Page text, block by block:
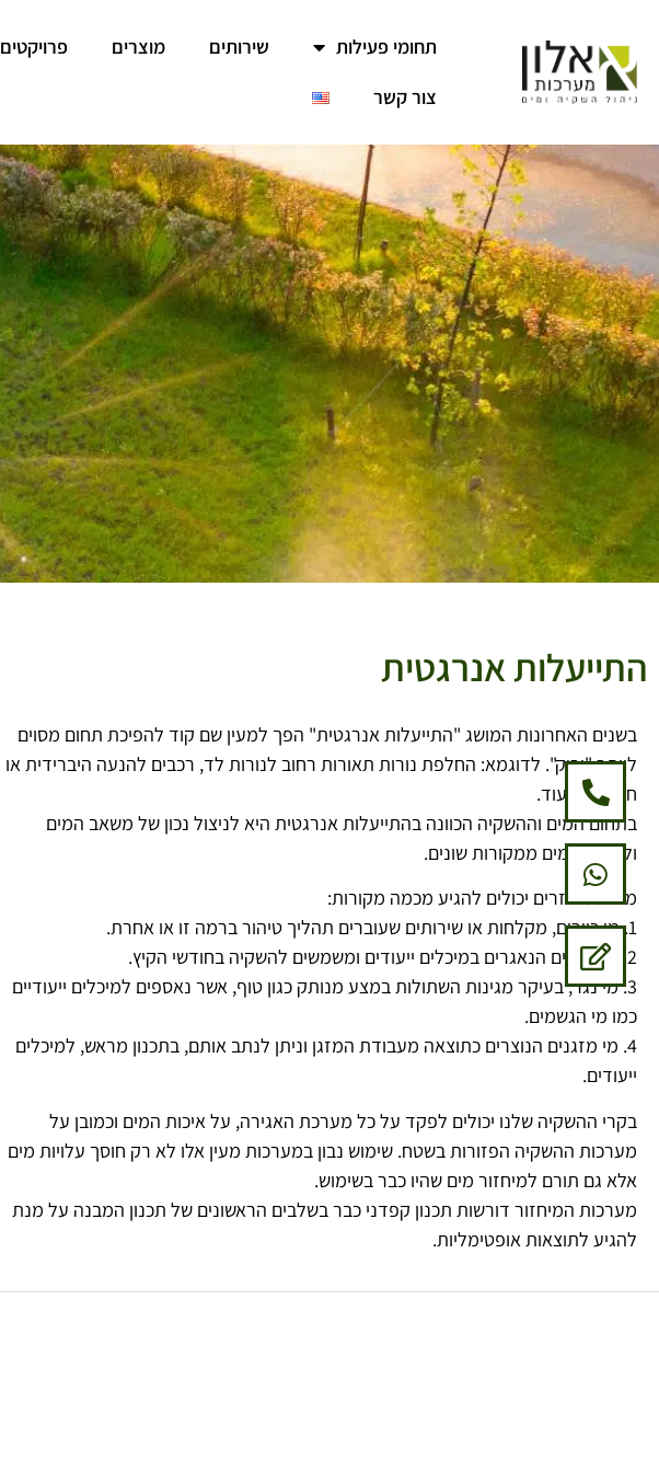
תחומי פעילות שירותים מוצרים פרויקטים
צור קשר
בלוג
התייעלות אנרגטית
בשנים האחרונות המושג "התייעלות אנרגטית" הפך למעין שם קוד להפיכת תחום מסוים
ליותר "ירוק". לדוגמא: החלפת נורות תאורות רחוב לנורות לד, רכבים להנעה היברידית או
חשמלית ועוד.
בתחום המים וההשקיה הכוונה בהתייעלות אנרגטית היא לניצול נכון של משאב המים
ולמיחזור מים ממקורות שונים.
מים ממוחזרים יכולים להגיע מכמה מקורות:
1. מי כיורים, מקלחות או שירותים שעוברים תהליך טיהור ברמה זו או אחרת.
2. מי גשמים הנאגרים במיכלים ייעודים ומשמשים להשקיה בחודשי הקיץ.
3. מי נגר, בעיקר מגינות השתולות במצע מנותק כגון טוף, אשר נאספים למיכלים ייעודיים
כמו מי הגשמים.
4. מי מזגנים הנוצרים כתוצאה מעבודת המזגן וניתן לנתב אותם, בתכנון מראש, למיכלים
ייעודים.
בקרי ההשקיה שלנו יכולים לפקד על כל מערכת האגירה, על איכות המים וכמובן על
מערכות ההשקיה הפזורות בשטח. שימוש נבון במערכות מעין אלו לא רק חוסך עלויות מים
אלא גם תורם למיחזור מים שהיו כבר בשימוש.
מערכות המיחזור דורשות תכנון קפדני כבר בשלבים הראשונים של תכנון המבנה על מנת
להגיע לתוצאות אופטימליות.